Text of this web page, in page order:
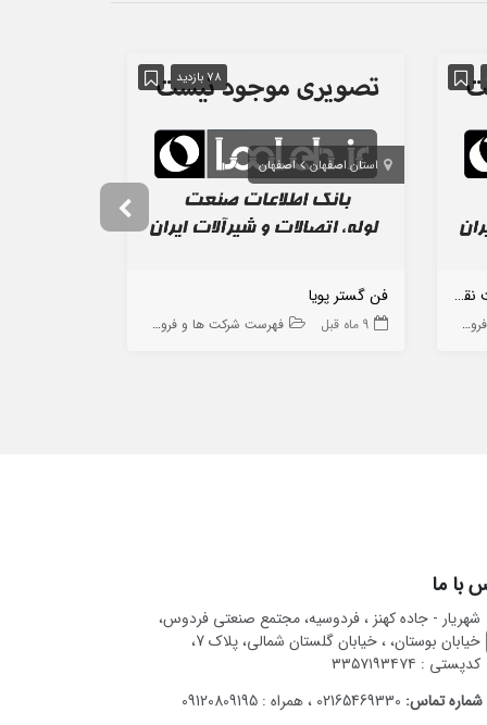
مؤسسه تولیدی اسپادانا (توکا پلاست نقش جهان)
ها
78 بازدید
استان اصفهان اصفهان
فن گستر پویا
9 ماه قبل فهرست شرکت ها و فروشگاه ها
با ما
شهریار - جاده کهنز ، فردوسیه، مجتمع صنعتی فردوس،
خیابان بوستان، ، خیابان گلستان شمالی، پلاک 7،
کدپستی : ۳۳۵۷۱۹۳۴۷۴
شماره تماس: 02165469330 ، همراه : 09120809195